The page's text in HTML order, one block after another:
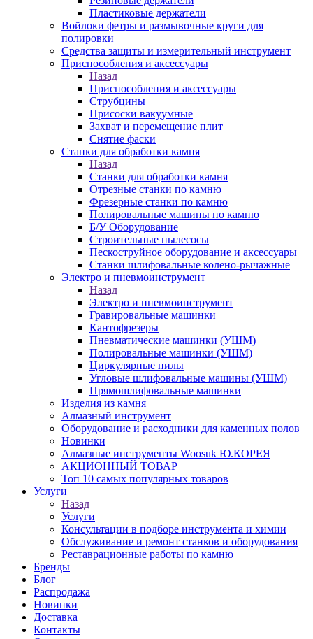
Пластиковые держатели
Войлоки фетры и размывочные круги для
полировки
Средства защиты и измерительный инструмент
Приспособления и аксессуары
Назад
Приспособления и аксессуары
Струбцины
Присоски вакуумные
Захват и перемещение плит
Снятие фаски
Станки для обработки камня
Назад
Станки для обработки камня
Отрезные станки по камню
Фрезерные станки по камню
Полировальные машины по камню
Б/У Оборудование
Строительные пылесосы
Пескоструйное оборудование и аксессуары
Станки шлифовальные колено-рычажные
Электро и пневмоинструмент
Назад
Электро и пневмоинструмент
Гравировальные машинки
Кантофрезеры
Пневматические машинки (УШМ)
Полировальные машинки (УШМ)
Циркулярные пилы
Угловые шлифовальные машины (УШМ)
Прямошлифовальные машинки
Изделия из камня
Алмазный инструмент
Оборудование и расходники для каменных полов
Новинки
Алмазные инструменты Woosuk Ю.КОРЕЯ
АКЦИОННЫЙ ТОВАР
Топ 10 самых популярных товаров
Услуги
Назад
Услуги
Консультации в подборе инструмента и химии
Обслуживание и ремонт станков и оборудования
Реставрационные работы по камню
Бренды
Блог
Распродажа
Новинки
Доставка
Контакты